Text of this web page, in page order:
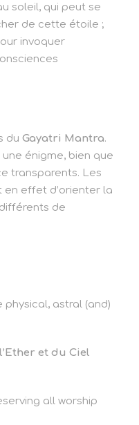
soleil, qui peut se
de cette étoile ;
invoquer
du Gayatri Mantra.
énigme, bien que
transparents. Les
effet d’orienter la
de
physical, astral (and)
et du Ciel
all worship